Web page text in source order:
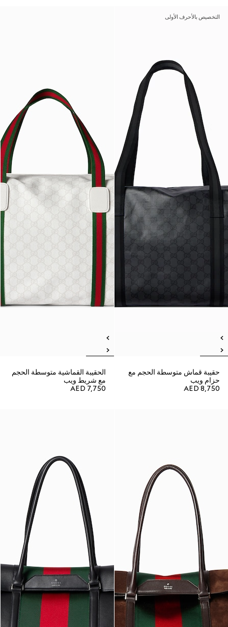
التخصيص بالأحرف الأولى
حقيبة قماش متوسطة الحجم مع
حزام ويب
AED 8,750
الحقيبة القماشية متوسطة الحجم
مع شريط ويب
AED 7,750